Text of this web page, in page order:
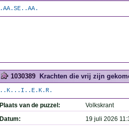
.AA.SE..AA.
1030389 Krachten die vrij zijn
..K...I..E.K.R.
Plaats van de puzzel:
Volkskrant
Datum:
19 juli 2026